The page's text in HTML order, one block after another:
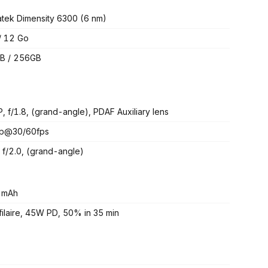
Dimensity 6300 (6 nm)
12 Go
/ 256GB
f/1.8, (grand-angle), PDAF Auxiliary lens
60fps
f/2.0, (grand-angle)
45W PD, 50% in 35 min